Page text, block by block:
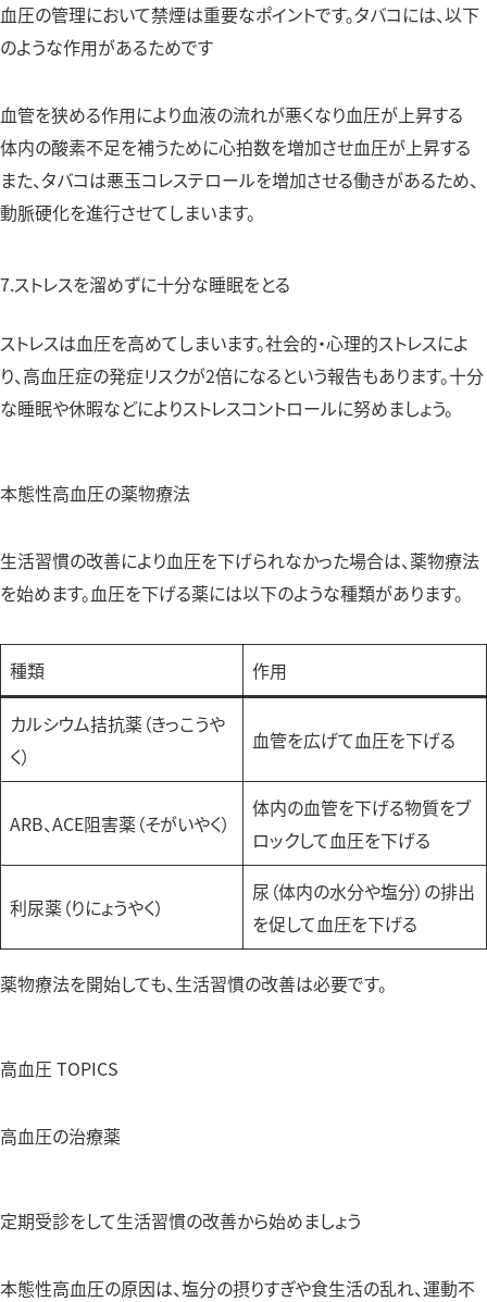
血圧の管理において禁煙は重要なポイントです。タバコには、以下
のような作用があるためです
血管を狭める作用により血液の流れが悪くなり血圧が上昇する
体内の酸素不足を補うために心拍数を増加させ血圧が上昇する
また、タバコは悪玉コレステロールを増加させる働きがあるため、
動脈硬化を進行させてしまいます。
7.ストレスを溜めずに十分な睡眠をとる
ストレスは血圧を高めてしまいます。社会的・心理的ストレスによ
り、高血圧症の発症リスクが2倍になるという報告もあります。十分
な睡眠や休暇などによりストレスコントロールに努めましょう。
本態性高血圧の薬物療法
生活習慣の改善により血圧を下げられなかった場合は、薬物療法
を始めます。血圧を下げる薬には以下のような種類があります。
種類 作用
カルシウム拮抗薬（きっこうや
く）
血管を広げて血圧を下げる
ARB、ACE阻害薬（そがいやく）
体内の血管を下げる物質をブ
ロックして血圧を下げる
利尿薬（りにょうやく）
尿（体内の水分や塩分）の排出
を促して血圧を下げる
薬物療法を開始しても、生活習慣の改善は必要です。
高血圧 TOPICS
高血圧の治療薬
定期受診をして生活習慣の改善から始めましょう
本態性高血圧の原因は、塩分の摂りすぎや食生活の乱れ、運動不